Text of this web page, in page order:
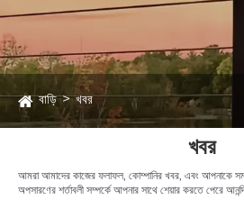
বাড়ি খবর
খবর
আমরা আমাদের কাজের ফলাফল, কোম্পানির খবর, এবং আপনাকে
অপসারণের শর্তাবলী সম্পর্কে আপনার সাথে শেয়ার করতে পেরে